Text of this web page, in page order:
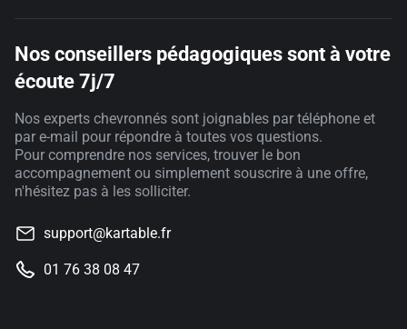
Nos conseillers pédagogiques sont à votre
écoute 7j/7
Nos experts chevronnés sont joignables par téléphone et
par e-mail pour répondre à toutes vos questions.
Pour comprendre nos services, trouver le bon
accompagnement ou simplement souscrire à une offre,
n'hésitez pas à les solliciter.
support@kartable.fr
01 76 38 08 47